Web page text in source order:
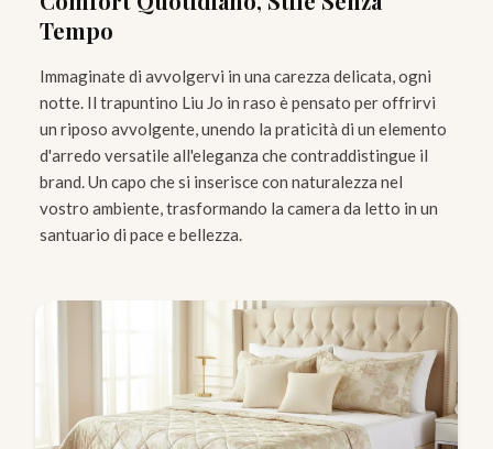
Tempo
Immaginate di avvolgervi in una carezza delicata, ogni
notte. Il trapuntino Liu Jo in raso è pensato per offrirvi
un riposo avvolgente, unendo la praticità di un elemento
d'arredo versatile all'eleganza che contraddistingue il
brand. Un capo che si inserisce con naturalezza nel
vostro ambiente, trasformando la camera da letto in un
santuario di pace e bellezza.